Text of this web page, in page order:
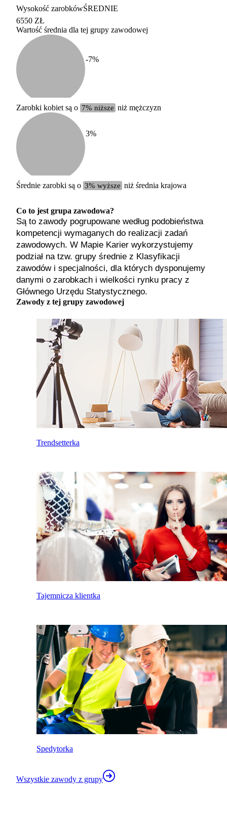
Etykieta
duży
100-200 tysięcy
średnie
Wysokość zarobkówŚREDNIE
6550 ZŁ
Wartość średnia dla tej grupy zawodowej
-7%
Zarobki kobiet są o 7% niższe niż mężczyzn
3%
Średnie zarobki są o 3% wyższe niż średnia krajowa
Co to jest grupa zawodowa?
Są to zawody pogrupowane według podobieństwa
kompetencji wymaganych do realizacji zadań
zawodowych. W Mapie Karier wykorzystujemy
podział na tzw. grupy średnie z Klasyfikacji
zawodów i specjalności, dla których dysponujemy
danymi o zarobkach i wielkości rynku pracy z
Głównego Urzędu Statystycznego.
Zawody z tej grupy zawodowej
Trendsetterka
Tajemnicza klientka
Spedytorka
Wszystkie zawody z grupy